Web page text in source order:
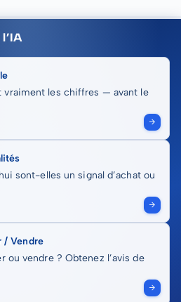
vraiment les chiffres — avant le
sont-elles un signal d’achat ou
/ Vendre
ou vendre ? Obtenez l’avis de